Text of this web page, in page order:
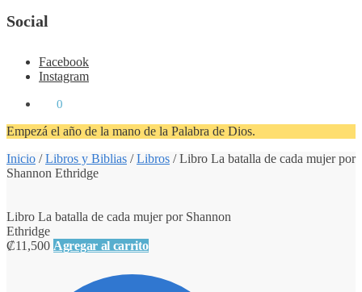
Social
Facebook
Instagram
0
Empezá el año de la mano de la Palabra de Dios.
Inicio /Libros y Biblias /Libros /Libro La batalla de cada mujer por
Shannon Ethridge
Libro La batalla de cada mujer por Shannon
Ethridge
₡11,500 Agregar al carrito